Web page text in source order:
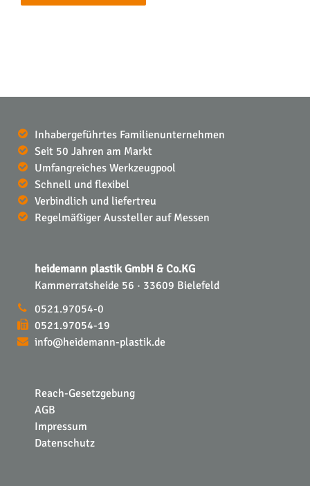
Inhabergeführtes Familienunternehmen
Seit 50 Jahren am Markt
Umfangreiches Werkzeugpool
Schnell und flexibel
Verbindlich und liefertreu
Regelmäßiger Aussteller auf Messen
heidemann plastik GmbH & Co.KG
Kammerratsheide 56 · 33609 Bielefeld
0521.97054-0
0521.97054-19
info@heidemann-plastik.de
Reach-Gesetzgebung
AGB
Impressum
Datenschutz